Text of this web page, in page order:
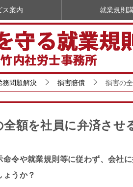
ス案内 就業規則
務問題解決 損害賠償 損害の
全額を社員に弁済させ
命令や就業規則等に従わず、会社
ょうか？